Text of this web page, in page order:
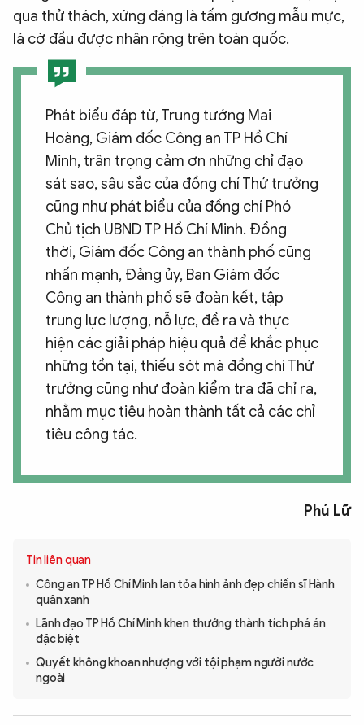
qua thử thách, xứng đáng là tấm gương mẫu mực,
lá cờ đầu được nhân rộng trên toàn quốc.
Phát biểu đáp từ, Trung tướng Mai
Hoàng, Giám đốc Công an TP Hồ Chí
Minh, trân trọng cảm ơn những chỉ đạo
sát sao, sâu sắc của đồng chí Thứ trưởng
cũng như phát biểu của đồng chí Phó
Chủ tịch UBND TP Hồ Chí Minh. Đồng
thời, Giám đốc Công an thành phố cũng
nhấn mạnh, Đảng ủy, Ban Giám đốc
Công an thành phố sẽ đoàn kết, tập
trung lực lượng, nỗ lực, đề ra và thực
hiện các giải pháp hiệu quả để khắc phục
những tồn tại, thiếu sót mà đồng chí Thứ
trưởng cũng như đoàn kiểm tra đã chỉ ra,
nhằm mục tiêu hoàn thành tất cả các chỉ
tiêu công tác.
Phú Lữ
Tin liên quan
Công an TP Hồ Chí Minh lan tỏa hình ảnh đẹp chiến sĩ Hành
quân xanh
Lãnh đạo TP Hồ Chí Minh khen thưởng thành tích phá án
đặc biệt
Quyết không khoan nhượng với tội phạm người nước
ngoài